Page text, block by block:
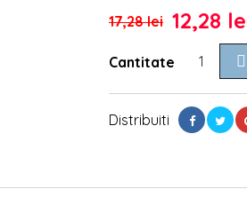
17,28 lei 12,28
Cantitate 
Distribuiti